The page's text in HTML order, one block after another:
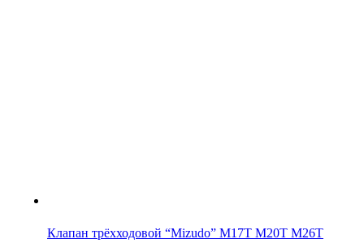
Клапан трёхходовой “Mizudo” M17T M20T M26T